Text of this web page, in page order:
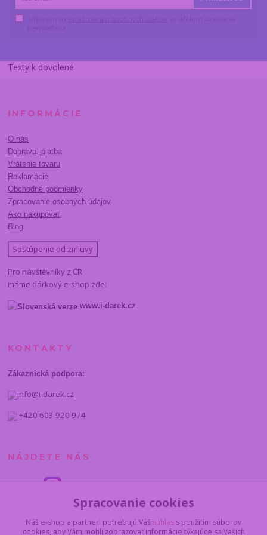
Texty k dovolené
INFORMÁCIE
O nás
Doprava, platba
Vrátenie tovaru
Reklamácie
Obchodné podmienky
Zpracovanie osobných údajov
Ako nakupovať
Blog
Sdstúpenie od zmluvy
Pro návštěvníky z ČR
máme dárkový e-shop zde:
www.i-darek.cz
KONTAKTY
Zákaznická podpora:
info@i-darek.cz
+420 603 920 974
NÁJDETE NÁS
Spracovanie cookies
Náš e-shop a partneri potrebujú Váš súhlas s použitím súborov
cookies, aby Vám mohli zobrazovať informácie týkajúce sa Vašich